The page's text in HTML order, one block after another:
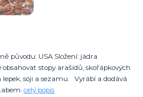
původu: USA Složení: jádra
stopy arašídů, skořápkových
sóji a sezamu. Vyrábí a dodává
celý popis